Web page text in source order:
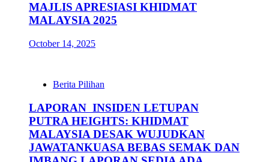
MAJLIS APRESIASI KHIDMAT
MALAYSIA 2025
October 14, 2025
Berita Pilihan
LAPORAN INSIDEN LETUPAN
PUTRA HEIGHTS: KHIDMAT
MALAYSIA DESAK WUJUDKAN
JAWATANKUASA BEBAS SEMAK DAN